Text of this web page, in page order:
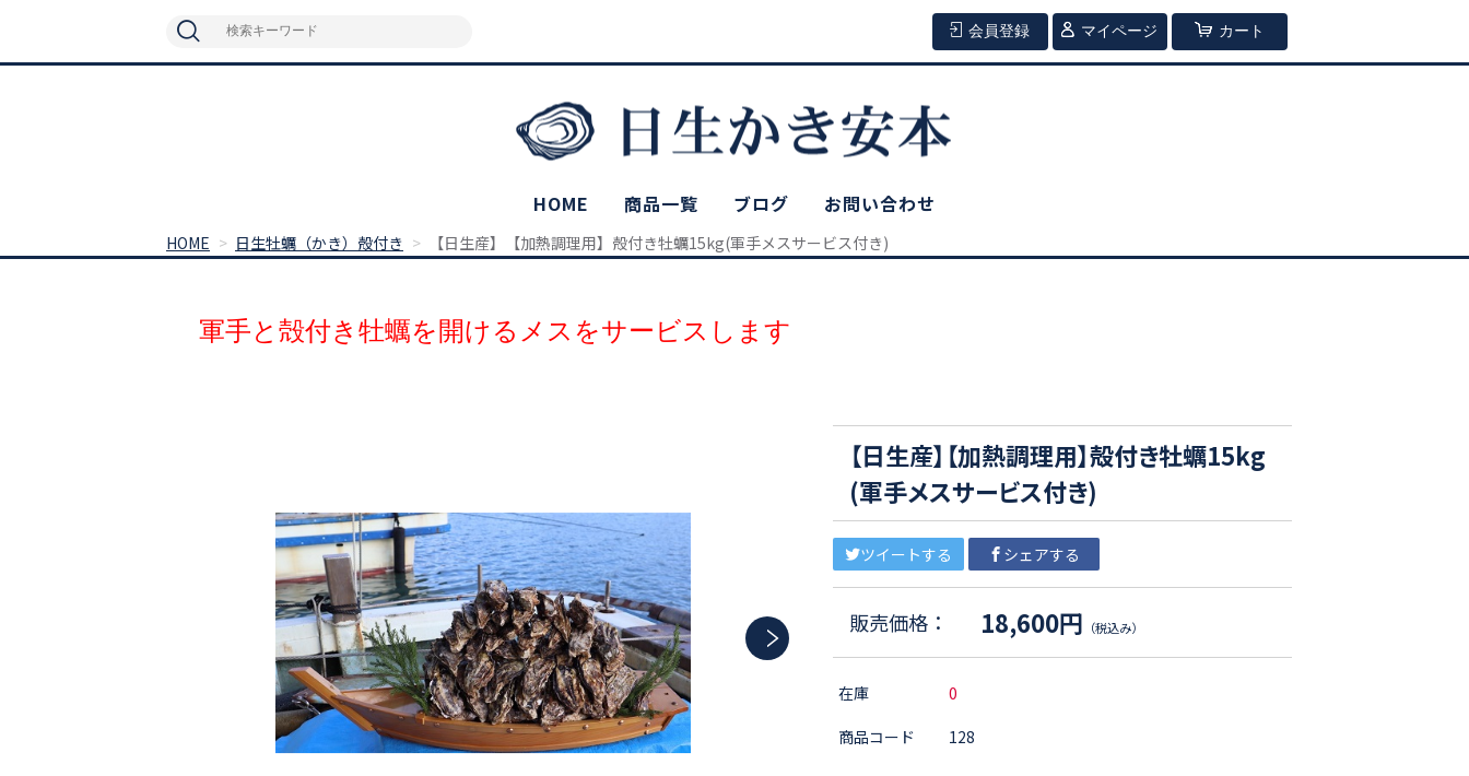
会員登録 マイページ カート
HOME 商品一覧 ブログ お問い合わせ
HOME 日生牡蠣（かき）殻付き 【日生産】【加熱調理用】殻付き牡蠣15kg(軍手メスサービス付き)
軍手と殻付き牡蠣を開けるメスをサービスします
【日生産】【加熱調理用】殻付き牡蠣15kg
(軍手メスサービス付き)
ツイートする シェアする
販売価格： 18,600円 （税込み）
在庫
0
商品コード
128